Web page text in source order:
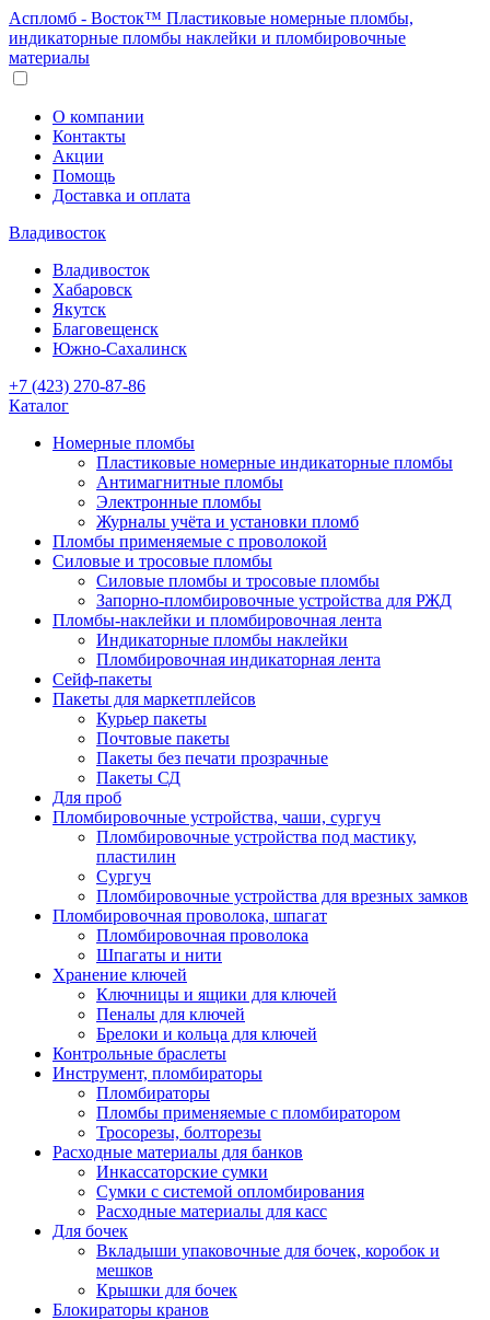
Аспломб - Восток™ Пластиковые номерные пломбы,
индикаторные пломбы наклейки и пломбировочные
материалы
О компании
Контакты
Акции
Помощь
Доставка и оплата
Владивосток
Владивосток
Хабаровск
Якутск
Благовещенск
Южно-Сахалинск
+7 (423) 270-87-86
Каталог
Номерные пломбы
Пластиковые номерные индикаторные пломбы
Антимагнитные пломбы
Электронные пломбы
Журналы учёта и установки пломб
Пломбы применяемые с проволокой
Силовые и тросовые пломбы
Силовые пломбы и тросовые пломбы
Запорно-пломбировочные устройства для РЖД
Пломбы-наклейки и пломбировочная лента
Индикаторные пломбы наклейки
Пломбировочная индикаторная лента
Сейф-пакеты
Пакеты для маркетплейсов
Курьер пакеты
Почтовые пакеты
Пакеты без печати прозрачные
Пакеты СД
Для проб
Пломбировочные устройства, чаши, сургуч
Пломбировочные устройства под мастику,
пластилин
Сургуч
Пломбировочные устройства для врезных замков
Пломбировочная проволока, шпагат
Пломбировочная проволока
Шпагаты и нити
Хранение ключей
Ключницы и ящики для ключей
Пеналы для ключей
Брелоки и кольца для ключей
Контрольные браслеты
Инструмент, пломбираторы
Пломбираторы
Пломбы применяемые с пломбиратором
Тросорезы, болторезы
Расходные материалы для банков
Инкассаторские сумки
Сумки с системой опломбирования
Расходные материалы для касс
Для бочек
Вкладыши упаковочные для бочек, коробок и
мешков
Крышки для бочек
Блокираторы кранов